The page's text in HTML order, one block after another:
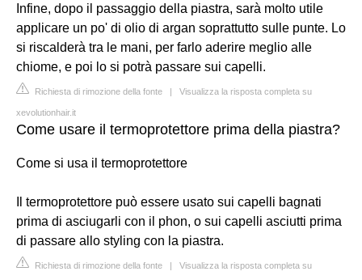
Infine, dopo il passaggio della piastra, sarà molto utile
applicare un po' di olio di argan soprattutto sulle punte. Lo
si riscalderà tra le mani, per farlo aderire meglio alle
chiome, e poi lo si potrà passare sui capelli.
Richiesta di rimozione della fonte | Visualizza la risposta completa su
xevolutionhair.it
Come usare il termoprotettore prima della piastra?
Come si usa il termoprotettore
Il termoprotettore può essere usato sui capelli bagnati
prima di asciugarli con il phon, o sui capelli asciutti prima
di passare allo styling con la piastra.
Richiesta di rimozione della fonte | Visualizza la risposta completa su